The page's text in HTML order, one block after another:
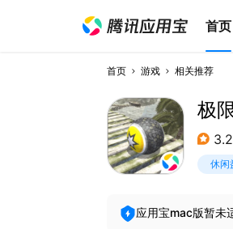
首页
首页 游戏 相关推荐
极
3.2
休闲
应用宝mac版暂未